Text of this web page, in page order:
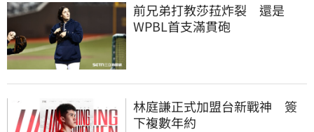
前兄弟打教莎菈炸裂　還是
WPBL首支滿貫砲
林庭謙正式加盟台新戰神　簽
下複數年約